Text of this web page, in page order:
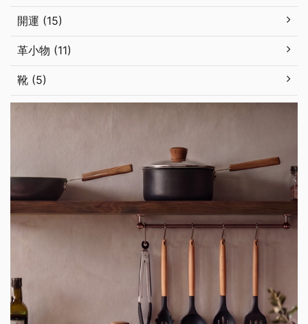
開運 (15)
革小物 (11)
靴 (5)